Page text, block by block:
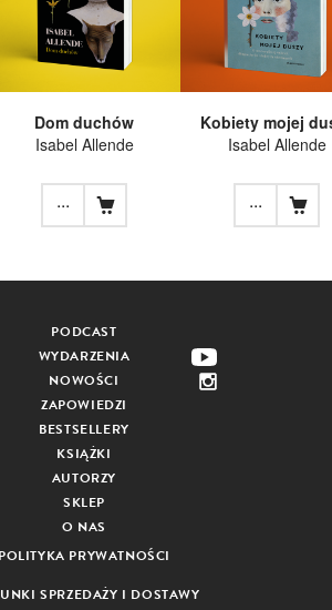
Dom duchów
Isabel Allende
...
Kobiety mojej
Isabel Allende
...
PODCAST
WYDARZENIA
NOWOŚCI
ZAPOWIEDZI
BESTSELLERY
KSIĄŻKI
AUTORZY
SKLEP
O NAS
POLITYKA PRYWATNOŚCI
SPRZEDAŻY I DOSTAWY